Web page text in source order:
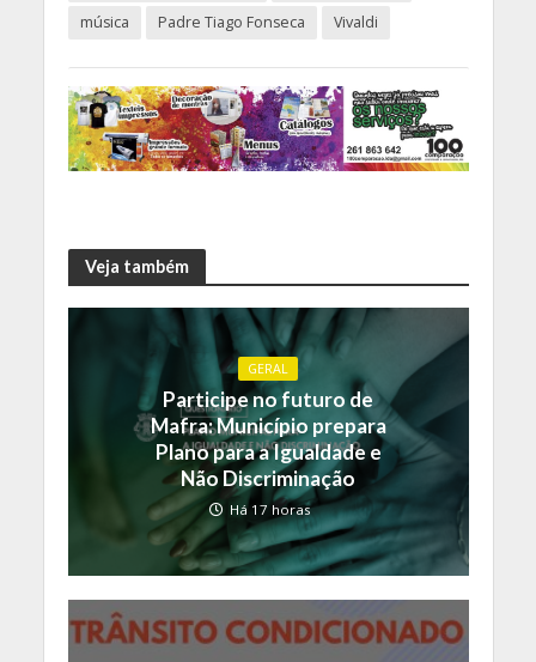
música
Padre Tiago Fonseca Vivaldi
Veja também
GERAL
Participe no futuro de
Mafra: Município prepara
Plano para a Igualdade e
Não Discriminação
Há 17 horas